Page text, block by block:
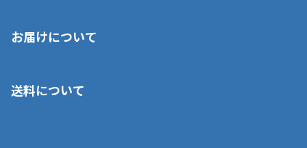
いいただくことはできません。ご了承ください。
■代金引換(代引)※手数料がかかります
お届けについて
ご注文が確認出来次第、1～4営業日に発送いたします。「お取り
送料について